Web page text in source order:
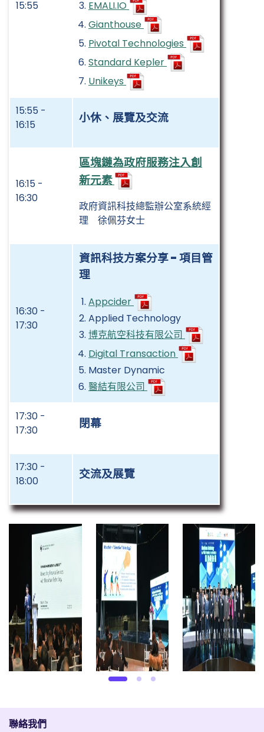
15:55
EMALI.IO
Gianthouse
Pivotal Technologies
Standard Kepler
Unikeys
15:55 -
16:15
小休、展覽及交流
16:15 -
16:30
區塊鏈為政府服務注入創
新元素
政府資訊科技總監辦公室系統經
理 徐佩芬女士
16:30 -
17:30
資訊科技方案分享 -項目管
理
Appcider
Applied Technology
博克航空科技有限公司
Digital Transaction
Master Dynamic
醫結有限公司
17:30 -
17:30
閉幕
17:30 -
18:00
交流及展覽
聯絡我們